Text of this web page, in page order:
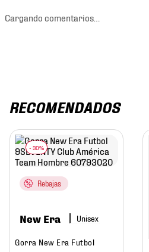
Cargando comentarios…
RECOMENDADOS
Rebajas
New Era
Gorra New Era Futbol